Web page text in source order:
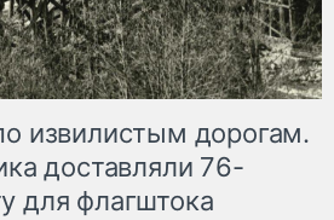
извилистым дорогам.
доставляли 76-
для флагштока